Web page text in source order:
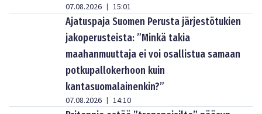
07.08.2026 | 15:01
Ajatuspaja Suomen Perusta järjestötukien
jakoperusteista: ”Minkä takia
maahanmuuttaja ei voi osallistua samaan
potkupallokerhoon kuin
kantasuomalainenkin?”
07.08.2026 | 14:10